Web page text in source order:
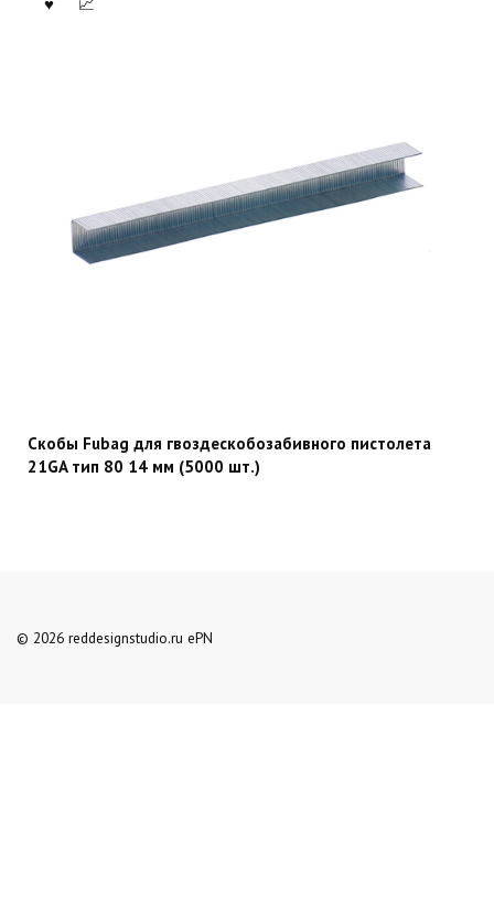
Скобы Fubag для гвоздескобозабивного пистолета
21GA тип 80 14 мм (5000 шт.)
© 2026 reddesignstudio.ru ePN